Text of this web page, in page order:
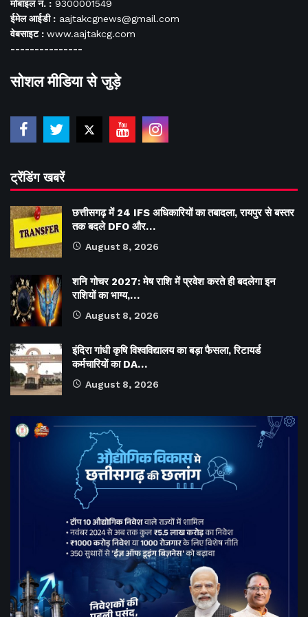
मोबाइल नं. : 9300001549
ईमेल आईडी : aajtakcgnews@gmail.com
वेबसाइट : www.aajtakcg.com
---------------
सोशल मीडिया से जुड़े
ट्रेंडिंग खबरें
छत्तीसगढ़ में 24 IFS अधिकारियों का तबादला, रायपुर से बस्तर
तक बदले DFO और…
August 8, 2026
शनि गोचर 2027: मेष राशि में प्रवेश करते ही बदलेगा इन
राशियों का भाग्य,…
August 8, 2026
इंदिरा गांधी कृषि विश्वविद्यालय का बड़ा फैसला, रिटायर्ड
कर्मचारियों का DA…
August 8, 2026